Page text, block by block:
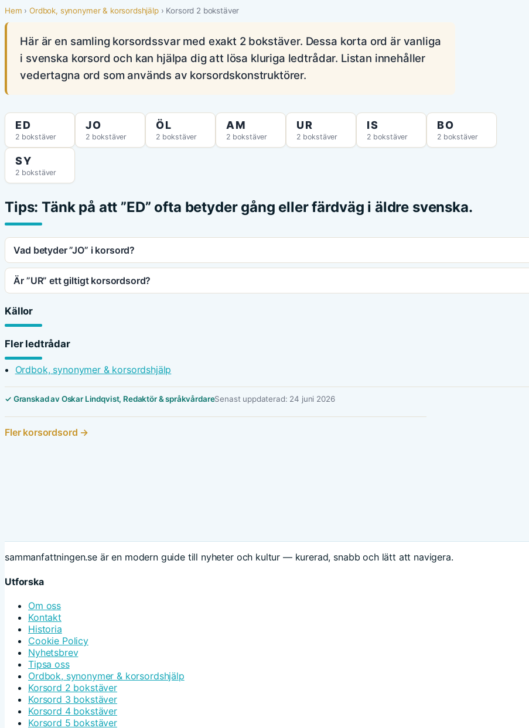
Hem ›Ordbok, synonymer & korsordshjälp› Korsord 2 bokstäver
Här är en samling korsordssvar med exakt 2 bokstäver. Dessa korta ord är vanliga
i svenska korsord och kan hjälpa dig att lösa kluriga ledtrådar. Listan innehåller
vedertagna ord som används av korsordskonstruktörer.
ED
2 bokstäver
JO
2 bokstäver
ÖL
2 bokstäver
AM
2 bokstäver
UR
2 bokstäver
IS
2 bokstäver
BO
2 bokstäver
SY
2 bokstäver
Tips: Tänk på att ”ED” ofta betyder gång eller färdväg i äldre svenska.
Vad betyder ”JO” i korsord?
Är ”UR” ett giltigt korsordsord?
Källor
Fler ledtrådar
Ordbok, synonymer & korsordshjälp
✓ Granskad av Oskar Lindqvist, Redaktör & språkvårdareSenast uppdaterad: 24 juni 2026
Fler korsordsord →
sammanfattningen.se är en modern guide till nyheter och kultur — kurerad, snabb och lätt att navigera.
Utforska
Om oss
Kontakt
Historia
Cookie Policy
Nyhetsbrev
Tipsa oss
Ordbok, synonymer & korsordshjälp
Korsord 2 bokstäver
Korsord 3 bokstäver
Korsord 4 bokstäver
Korsord 5 bokstäver